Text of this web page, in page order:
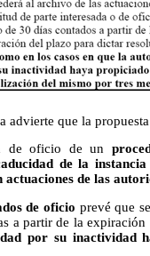
advierte que la
de oficio de un
de la
de las
de oficio prevé que
a partir de la
por su inactividad